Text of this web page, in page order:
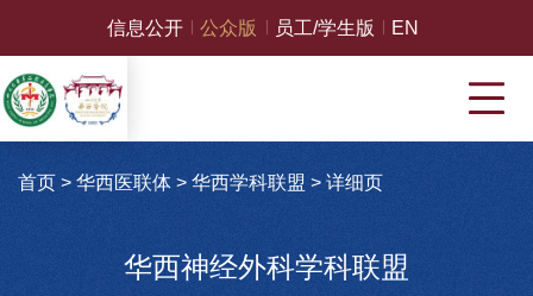
信息公开 公众版 员工/学生版 EN
首页> 华西医联体> 华西学科联盟 > 详细页
华西神经外科学科联盟